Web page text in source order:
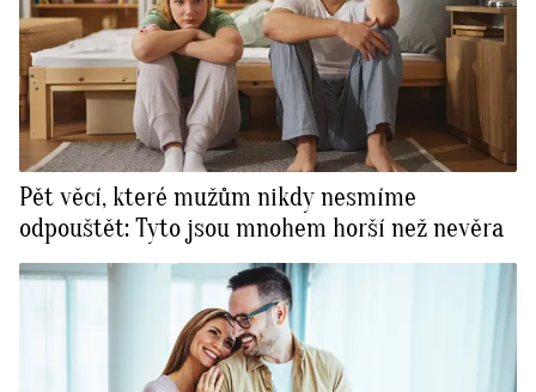
Pět věcí, které mužům nikdy nesmíme
odpouštět: Tyto jsou mnohem horší než nevěra